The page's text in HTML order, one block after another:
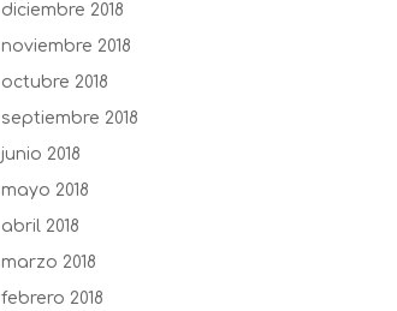
diciembre 2018
noviembre 2018
octubre 2018
septiembre 2018
junio 2018
mayo 2018
abril 2018
marzo 2018
febrero 2018